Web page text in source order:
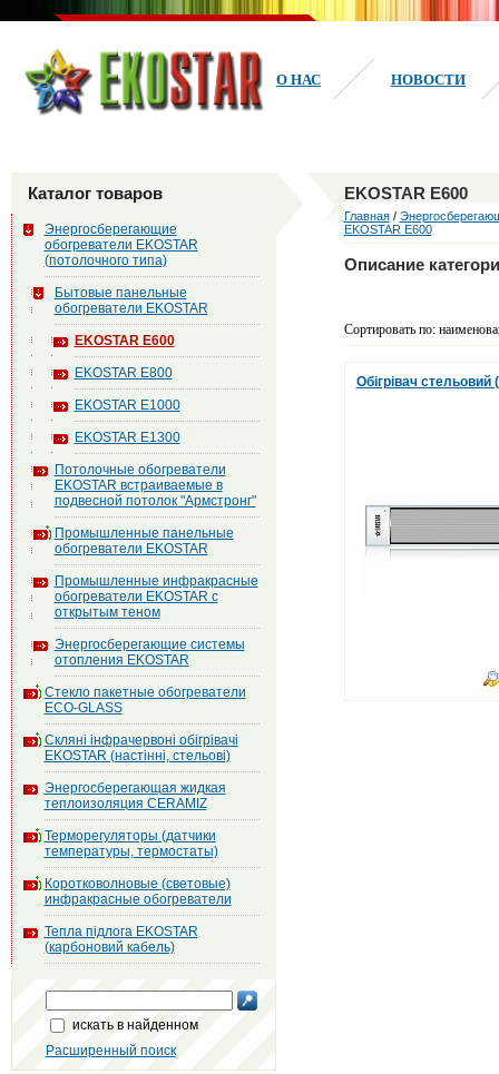
О НАС НОВОСТИ
Каталог товаров
Энергосберегающие
обогреватели EKOSTAR
(потолочного типа)
Бытовые панельные
обогреватели EKOSTAR
EKOSTAR Е600
EKOSTAR Е800
EKOSTAR Е1000
EKOSTAR Е1300
Потолочные обогреватели
EKOSTAR встраиваемые в
подвесной потолок "Армстронг"
Промышленные панельные
обогреватели EKOSTAR
Промышленные инфракрасные
обогреватели EKOSTAR с
открытым теном
Энергосберегающие системы
отопления EKOSTAR
Стекло пакетные обогреватели
ECO-GLASS
Скляні інфрачервоні обігрівачі
EKOSTAR (настінні, стельові)
Энергосберегающая жидкая
теплоизоляция CERAMIZ
Терморегуляторы (датчики
температуры, термостаты)
Коротковолновые (световые)
инфракрасные обогреватели
Тепла підлога EKOSTAR
(карбоновий кабель)
искать в найденном
Расширенный поиск
EKOSTAR Е600
Главная/
EKOSTAR Е600
Описание
Сортировать по:
Обігрівач